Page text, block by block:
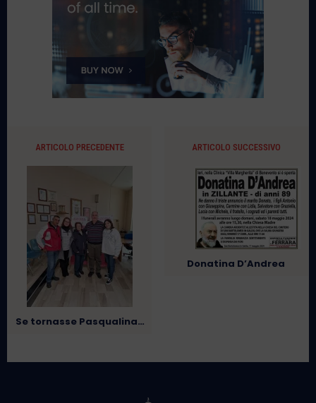
ARTICOLO PRECEDENTE
Se tornasse Pasqualina…
ARTICOLO SUCCESSIVO
Donatina D’Andrea